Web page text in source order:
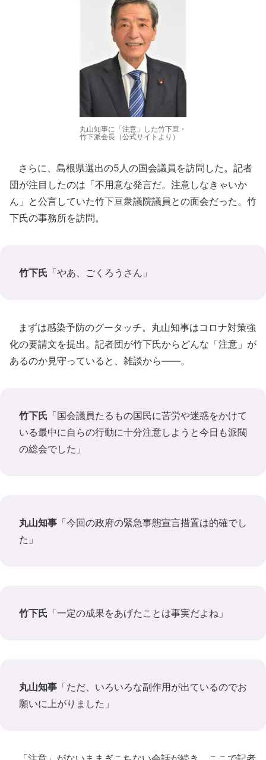
丸山知事に「注意」した竹下亘・
竹下派会長（公式サイトより）
さらに、島根県選出の5人の国会議員を訪問した。記者
団が注目したのは「不用意な発言だ。注意しなきゃいか
ん」と公言していた竹下亘衆議院議員との面会だった。竹
下氏の事務所を訪問。
竹下氏 「やあ、ごくろうさん」
まずは感染予防のグータッチ。丸山知事はコロナ対策強
化の要請文を提出。記者団が竹下氏からどんな「注意」が
あるのか見守っていると、雑談から――。
竹下氏 「国会議員たるもの国民に苦労や迷惑をかけて
いる最中に自らの行動に十分注意しようと今日も派閥
の総会でした」
丸山知事 「今回の政府の緊急事態宣言措置は的確でし
た」
竹下氏 「一定の成果をあげたことは事実だよね」
丸山知事 「ただ、いろいろな副作用が出ているのでお
願いに上がりました」